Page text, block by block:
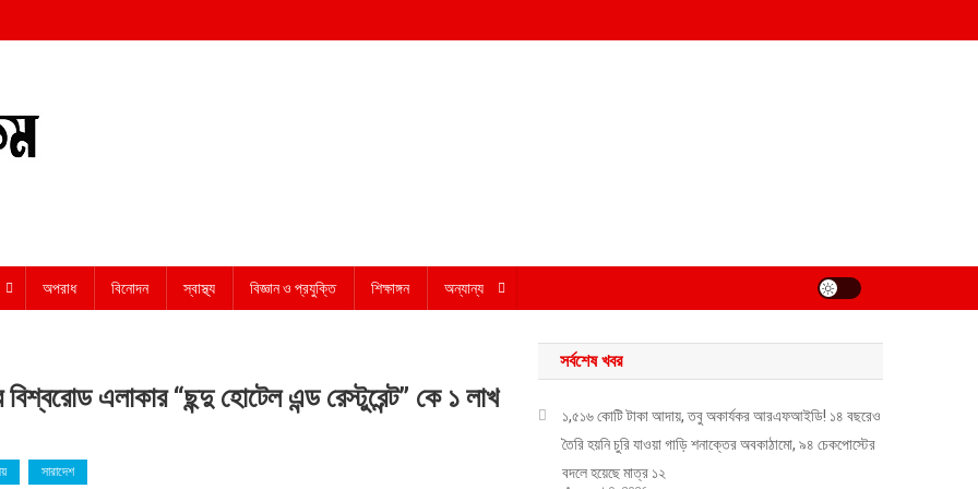
অপরাধ বিনোদন স্বাস্থ্য বিজ্ঞান ও প্রযুক্তি শিক্ষাঙ্গন অন্যান্য
এলাকার “ছন্দু হোটেল এন্ড রেস্টুরেন্ট” কে ১ লাখ
সারাদেশ
সর্বশেষ খবর
১,৫১৬ কোটি টাকা আদায়, তবু অকার্যকর আরএফআইডি! ১৪ বছরেও
তৈরি হয়নি চুরি যাওয়া গাড়ি শনাক্তের অবকাঠামো, ৯৪ চেকপোস্টের
বদলে হয়েছে মাত্র ১২